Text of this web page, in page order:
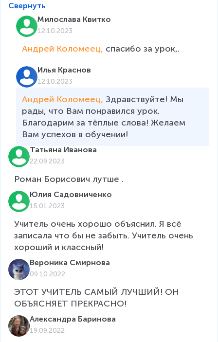
Свернуть
Милослава Квитко
12.10.2023
Андрей Коломеец, спасибо за урок,.
Илья Краснов
12.10.2023
Андрей Коломеец, Здравствуйте! Мы
рады, что Вам понравился урок.
Благодарим за тёплые слова! Желаем
Вам успехов в обучении!
Татьяна Иванова
22.09.2023
Роман Борисович лутше .
Юлия Садовниченко
15.01.2023
Учитель очень хорошо объяснил. Я всё
записала что бы не забыть. Учитель очень
хороший и классный!
Вероника Смирнова
09.10.2022
ЭТОТ УЧИТЕЛЬ САМЫЙ ЛУЧШИЙ! ОН
ОБЪЯСНЯЕТ ПРЕКРАСНО!
Александра Баринова
19.09.2022